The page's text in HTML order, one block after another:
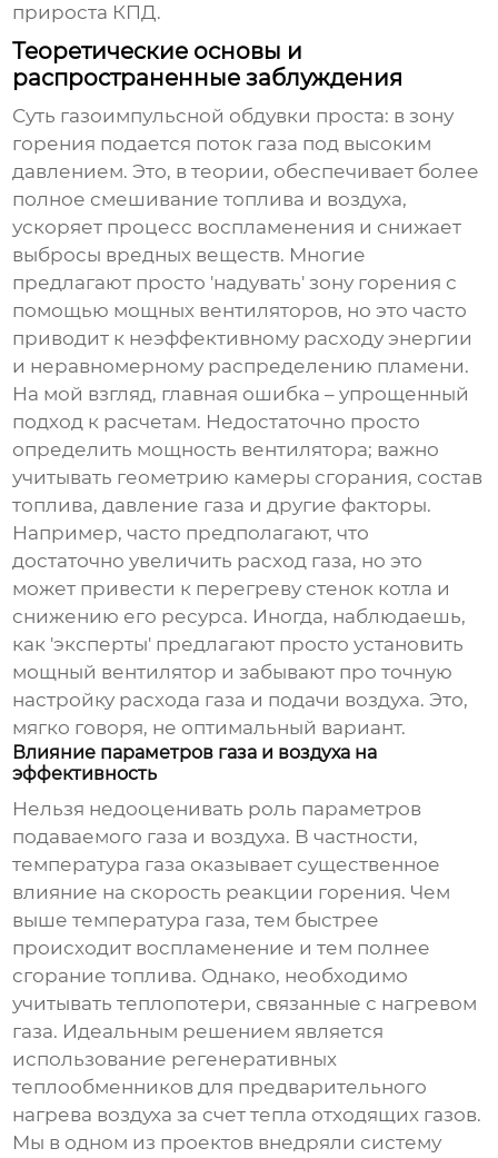
прироста КПД.
Теоретические основы и
распространенные заблуждения
Суть газоимпульсной обдувки проста: в зону
горения подается поток газа под высоким
давлением. Это, в теории, обеспечивает более
полное смешивание топлива и воздуха,
ускоряет процесс воспламенения и снижает
выбросы вредных веществ. Многие
предлагают просто 'надувать' зону горения с
помощью мощных вентиляторов, но это часто
приводит к неэффективному расходу энергии
и неравномерному распределению пламени.
На мой взгляд, главная ошибка – упрощенный
подход к расчетам. Недостаточно просто
определить мощность вентилятора; важно
учитывать геометрию камеры сгорания, состав
топлива, давление газа и другие факторы.
Например, часто предполагают, что
достаточно увеличить расход газа, но это
может привести к перегреву стенок котла и
снижению его ресурса. Иногда, наблюдаешь,
как 'эксперты' предлагают просто установить
мощный вентилятор и забывают про точную
настройку расхода газа и подачи воздуха. Это,
мягко говоря, не оптимальный вариант.
Влияние параметров газа и воздуха на
эффективность
Нельзя недооценивать роль параметров
подаваемого газа и воздуха. В частности,
температура газа оказывает существенное
влияние на скорость реакции горения. Чем
выше температура газа, тем быстрее
происходит воспламенение и тем полнее
сгорание топлива. Однако, необходимо
учитывать теплопотери, связанные с нагревом
газа. Идеальным решением является
использование регенеративных
теплообменников для предварительного
нагрева воздуха за счет тепла отходящих газов.
Мы в одном из проектов внедряли систему